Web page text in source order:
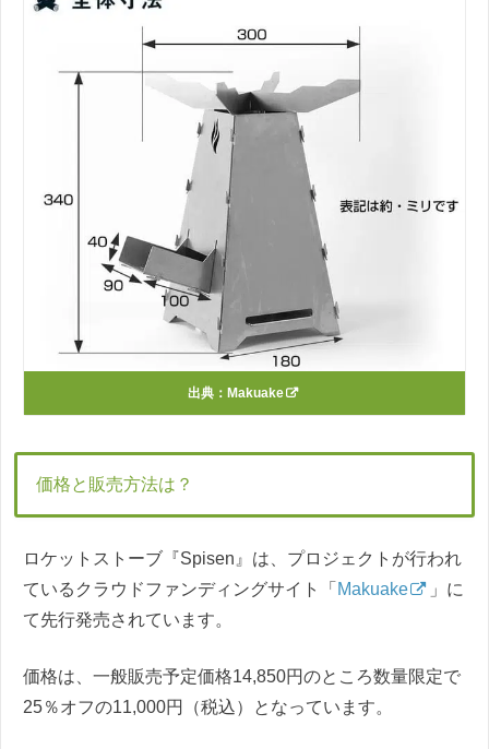
出典： Makuake
価格と販売方法は？
ロケットストーブ『Spisen』は、プロジェクトが行われ
ているクラウドファンディングサイト「 Makuake
」に
て先行発売されています。
価格は、一般販売予定価格14,850円のところ数量限定で
25％オフの11,000円（税込）となっています。